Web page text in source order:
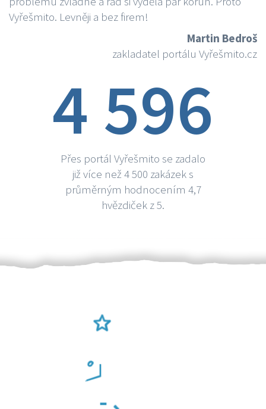
Vyřešmito. Levněji a bez firem!
Martin Bedroš
zakladatel portálu Vyřešmito.cz
4 596
Přes portál Vyřešmito se zadalo
již více než 4 500 zakázek s
průměrným hodnocením 4,7
hvězdiček z 5.